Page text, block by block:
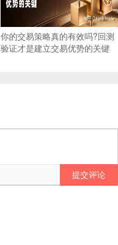
你的交易策略真的有效吗?回测
验证才是建立交易优势的关键
提交评论